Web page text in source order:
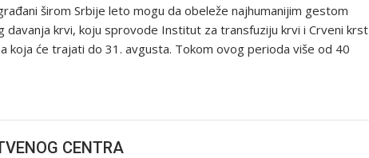
širom Srbije leto mogu da obeleže najhumanijim gestom
davanja krvi, koju sprovode Institut za transfuziju krvi i Crveni krst
koja će trajati do 31. avgusta. Tokom ovog perioda više od 40
CENTRA